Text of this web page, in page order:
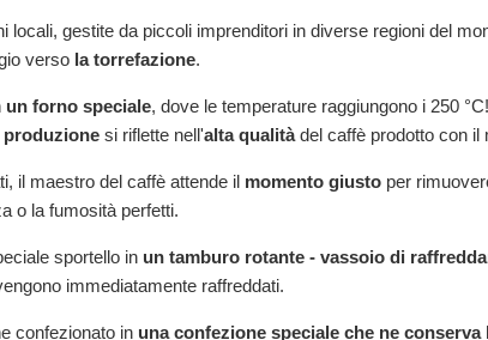
locali, gestite da piccoli imprenditori in diverse regioni del
verso la torrefazione.
un forno speciale, dove le temperature raggiungono i 250
produzione si riflette nell'alta qualitàdel caffè prodotto con il
il maestro del caffè attende il momento giusto per
o la fumosità perfetti.
sportello in un tamburo rotante - vassoio di
immediatamente raffreddati.
confezionato in una confezione speciale che ne